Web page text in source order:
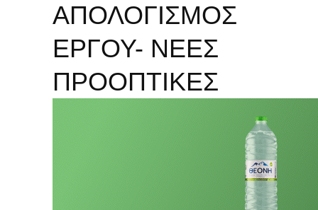
ΑΠΟΛΟΓΙΣΜΟΣ
ΕΡΓΟΥ- ΝΕΕΣ
ΠΡΟΟΠΤΙΚΕΣ